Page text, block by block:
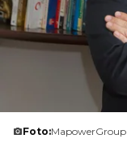
Foto:MapowerGroup